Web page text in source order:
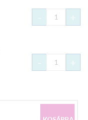
- +
- +